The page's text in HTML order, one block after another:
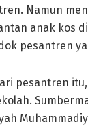
Namun
anak kos
pesantren
pesantren